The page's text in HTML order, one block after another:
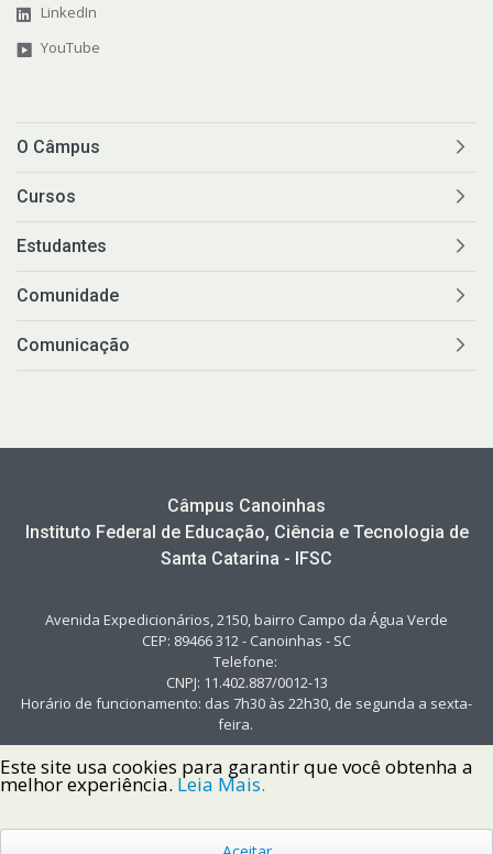
LinkedIn
YouTube
O Câmpus
Cursos
Estudantes
Comunidade
Comunicação
Câmpus Canoinhas
Instituto Federal de Educação, Ciência e Tecnologia de
Santa Catarina - IFSC
Avenida Expedicionários, 2150, bairro Campo da Água Verde
CEP: 89466 312 - Canoinhas - SC
Telefone:
CNPJ: 11.402.887/0012-13
Horário de funcionamento: das 7h30 às 22h30, de segunda a sexta-
feira.
Este site usa cookies para garantir que você obtenha a
melhor experiência. Leia Mais.